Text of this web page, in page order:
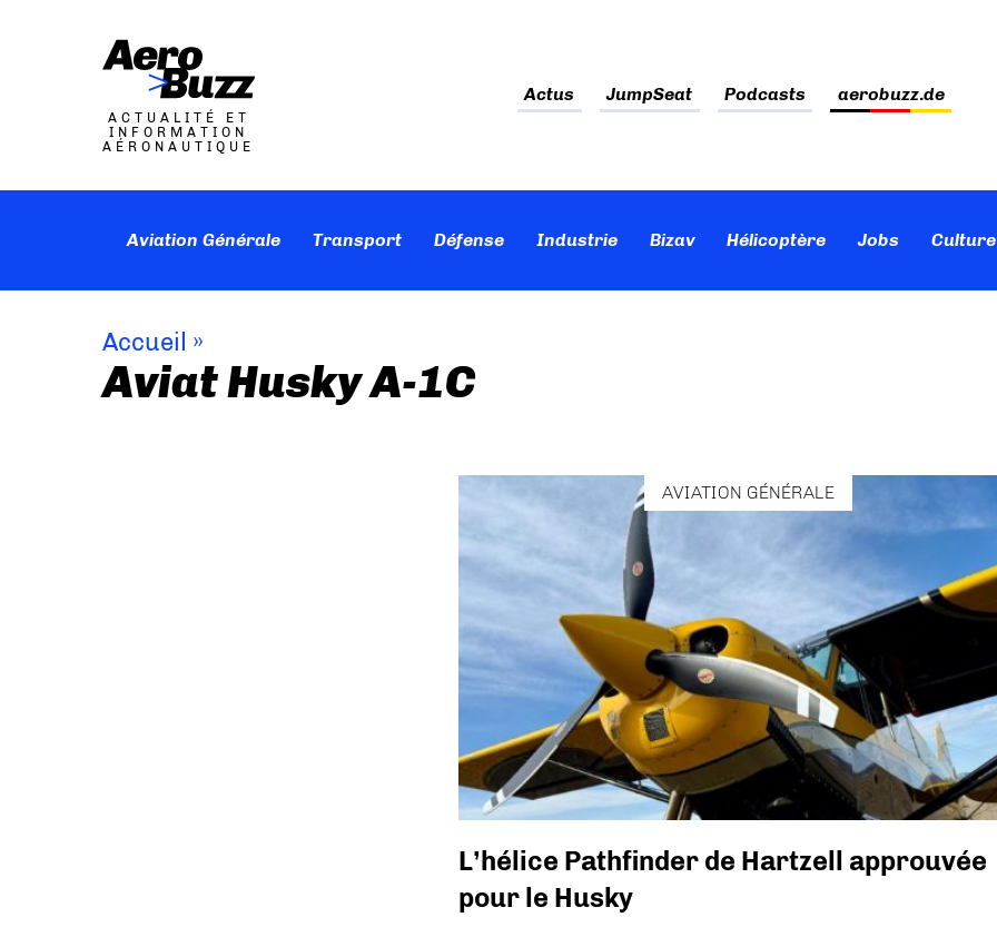
ACTUALITÉ ET
INFORMATION
AÉRONAUTIQUE
Actus JumpSeat Podcasts aerobuzz.de
Aviation Générale Transport Défense Industrie Bizav Hélicoptère Jobs
Accueil »
Aviat Husky A-1C
AVIATION GÉNÉRALE
L’hélice Pathfinder de Hartzell approuvée
pour le Husky